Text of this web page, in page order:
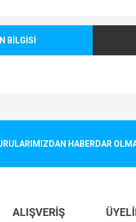
BİLGİSİ
bozuk veya görüntülenemiyor.
farklı alternatifler olmalı.
HABERDAR
ALIŞVERİŞ